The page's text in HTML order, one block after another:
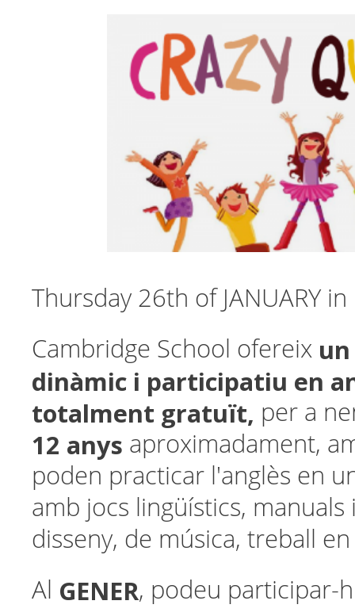
Thursday 26th of JANUARY in
Cambridge School ofereix
dinàmic i participatiu en
totalment gratuït, per a
12 anys aproximadament,
poden practicar l'anglès en
amb jocs lingüístics,
disseny, de música, treball
Al GENER, podeu participar-